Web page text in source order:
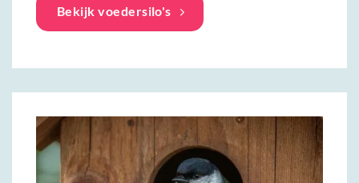
Bekijk voedersilo's